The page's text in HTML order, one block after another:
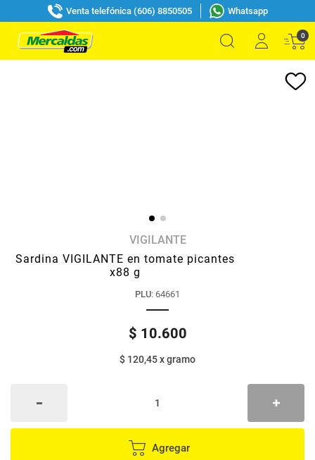
Venta telefónica (606) 8850505 Whatsapp
0
VIGILANTE
Sardina VIGILANTE en tomate picantes
x88 g
PLU: 64661
$ 10.600
$ 120,45xgramo
Agregar